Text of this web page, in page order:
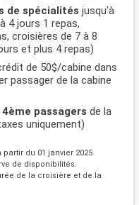
de spécialités jusqu'à
4 jours 1 repas,
croisières de 7 à 8
et plus 4 repas)
de 50$/cabine dans
passager de la cabine
passagers de la
uniquement)
du 01 janvier 2025.
de disponibilités.
de la croisière et de la